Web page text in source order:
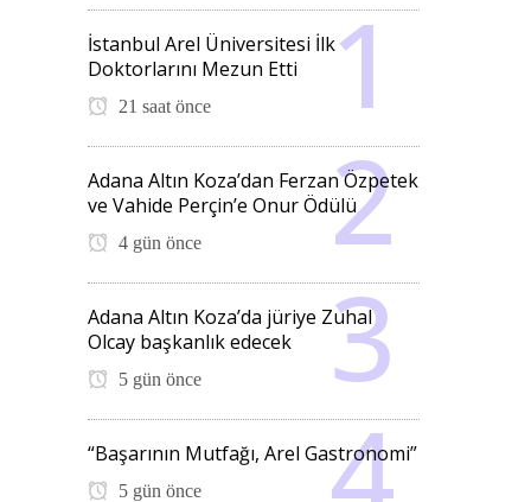
İstanbul Arel Üniversitesi İlk
Doktorlarını Mezun Etti
21 saat önce
Adana Altın Koza’dan Ferzan Özpetek
ve Vahide Perçin’e Onur Ödülü
4 gün önce
Adana Altın Koza’da jüriye Zuhal
Olcay başkanlık edecek
5 gün önce
“Başarının Mutfağı, Arel Gastronomi”
5 gün önce